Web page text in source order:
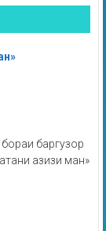
баргузор
азизи ман»